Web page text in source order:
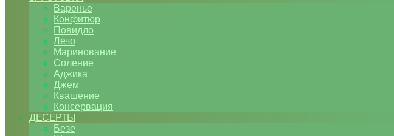
Варенье
Конфитюр
Повидло
Лечо
Маринование
Соление
Аджика
Джем
Квашение
Консервация
ДЕСЕРТЫ
Безе